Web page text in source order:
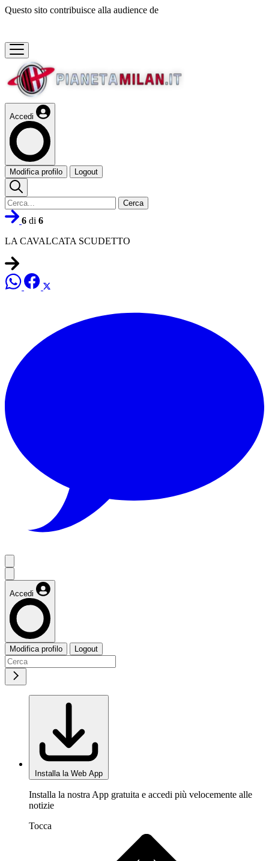
Questo sito contribuisce alla audience de
Accedi
Modifica profilo Logout
Cerca
6 di 6
LA CAVALCATA SCUDETTO
Accedi
Modifica profilo Logout
Installa la Web App
Installa la nostra App gratuita e accedi più velocemente alle
notizie
Tocca